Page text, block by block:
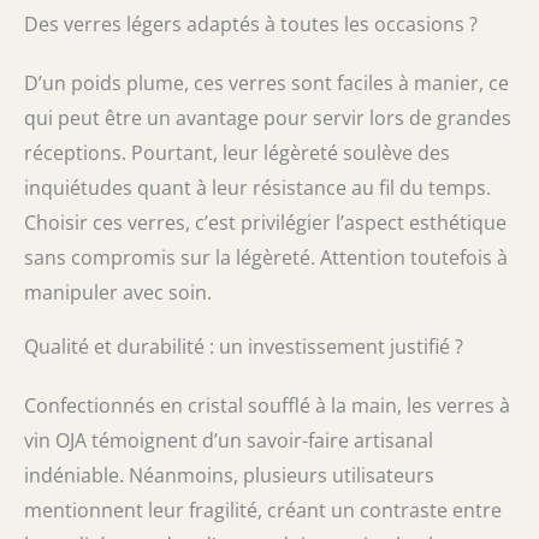
cristal véritable, elle sonnera avec un ton
Permet une expérience de dégustation de
vin la plus pure : choisissez un grand verre
bordeaux qui permettra au vin de
fonctionner au mieux. Ces verres à vin
rouge fins ressemblent au type de verres
que vous attendez de voir si vous étiez un
dîner avec un connaisseur renommé. Les
grands bols sont finis avec des bords lisses
de 1 mm et des tiges tirées pour une
conçu pour aérer parfaitement votre rouge
préféré tout en gardant son arôme délicat
tracas : notre lot de 4 verres à vin est
capable d'être filés fins tout en conservant
la résistance. Parce que le cristal est un
matériau poreux, il est préférable de le
laver à la main. Les verres à vin élégants en
Des verres légers adaptés à toutes les occasions ?
D’un poids plume, ces verres sont faciles à manier, ce
qui peut être un avantage pour servir lors de grandes
réceptions. Pourtant, leur légèreté soulève des
inquiétudes quant à leur résistance au fil du temps.
Choisir ces verres, c’est privilégier l’aspect esthétique
sans compromis sur la légèreté. Attention toutefois à
manipuler avec soin.
Qualité et durabilité : un investissement justifié ?
Confectionnés en cristal soufflé à la main, les verres à
vin OJA témoignent d’un savoir-faire artisanal
indéniable. Néanmoins, plusieurs utilisateurs
mentionnent leur fragilité, créant un contraste entre